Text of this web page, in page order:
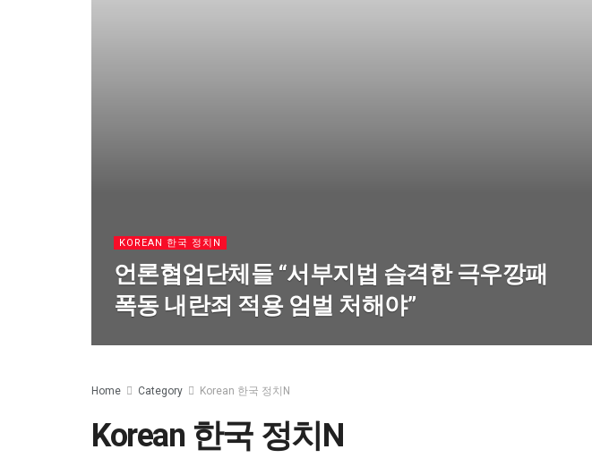
KOREAN 한국 정치N
언론협업단체들 “서부지법 습격한 극우깡패
폭동 내란죄 적용 엄벌 처해야”
Home Category Korean 한국 정치N
Korean 한국 정치N